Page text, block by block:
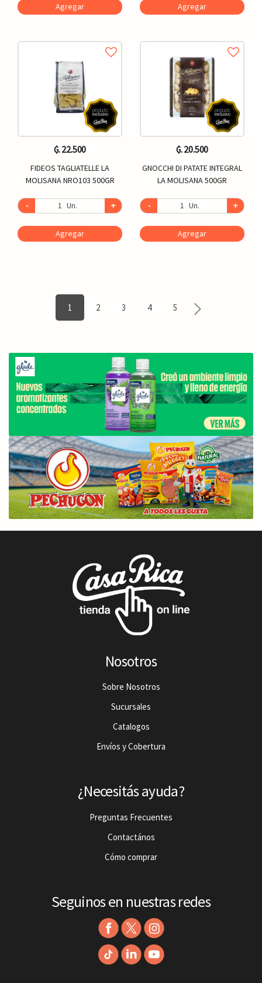
Agregar Agregar
₲. 22.500
FIDEOS TAGLIATELLE LA
MOLISANA NRO103 500GR
- Un. +
Agregar
₲. 20.500
GNOCCHI DI PATATE INTEGRAL
LA MOLISANA 500GR
- Un. +
Agregar
1 2 3 4 5
Nosotros
Sobre Nosotros
Sucursales
Catalogos
Envíos y Cobertura
¿Necesitás ayuda?
Preguntas Frecuentes
Contactános
Cómo comprar
Seguinos en nuestras redes